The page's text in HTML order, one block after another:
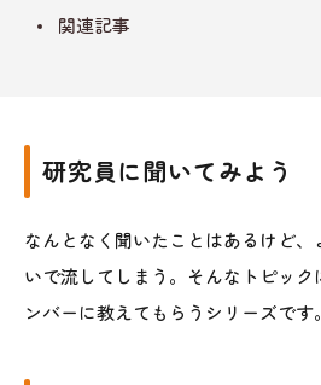
関連記事
研究員に聞いてみよう
なんとなく聞いたことはあるけど
いで流してしまう。そんなトピック
ンバーに教えてもらうシリーズです。